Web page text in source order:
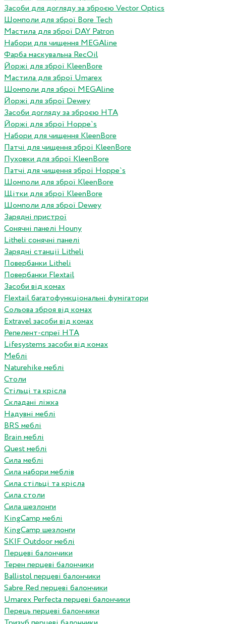
Засоби для догляду за зброєю Vector Optics
Шомполи для зброї Bore Tech
Мастила для зброї DAY Patron
Набори для чищення MEGAline
Фарба маскувальна RecOil
Йоржі для зброї KleenBore
Мастила для зброї Umarex
Шомполи для зброї MEGAline
Йоржі для зброї Dewey
Засоби догляду за зброєю HTA
Йоржі для зброї Hoppe`s
Набори для чищення KleenBore
Патчі для чищення зброї KleenBore
Пуховки для зброї KleenBore
Патчі для чищення зброї Hoppe`s
Шомполи для зброї KleenBore
Щітки для зброї KleenBore
Шомполи для зброї Dewey
Зарядні пристрої
Сонячні панелі Houny
Litheli сонячні панелі
Зарядні станції Litheli
Повербанки Litheli
Повербанки Flextail
Засоби від комах
Flextail багатофункціональні фумігатори
Сольова зброя від комах
Extravel засоби від комах
Репелент-спреї HTA
Lifesystems засоби від комах
Меблі
Naturehike меблі
Столи
Стільці та крісла
Складані ліжка
Надувні меблі
BRS меблі
Brain меблі
Quest меблі
Сила меблі
Сила набори меблів
Сила стільці та крісла
Сила столи
Сила шезлонги
KingCamp меблі
KingCamp шезлонги
SKIF Outdoor меблі
Перцеві балончики
Терен перцеві балончики
Ballistol перцеві балончики
Sabre Red перцеві балончики
Umarex Perfecta перцеві балончики
Перець перцеві балончики